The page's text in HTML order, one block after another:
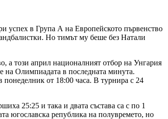
успех в Група А на Европейското първенство
Но тимът му беше без Натали
а този април националният отбор на Унгария
на Олимпиадата в последната минута.
от 18:00 часа. В турнира с 24
25:25 и така и двата състава са с по 1
югославска република на полувремето, но